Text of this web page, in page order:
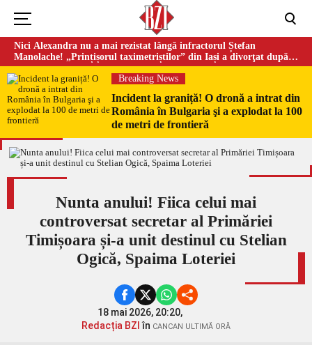
Nici Alexandra nu a mai rezistat lângă infractorul Ștefan
Manolache! „Prințișorul taximetriștilor” din Iași a divorţat după
doi ani de căsnicie
Breaking News
Incident la graniță! O dronă a intrat din
România în Bulgaria şi a explodat la 100
de metri de frontieră
Nunta anului! Fiica celui mai
controversat secretar al Primăriei
Timișoara și-a unit destinul cu Stelian
Ogică, Spaima Loteriei
18 mai 2026, 20:20,
Redacția BZI în CANCAN ULTIMĂ ORĂ